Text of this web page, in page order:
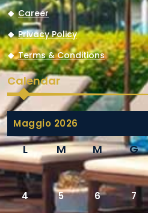
Career
Privacy Policy
Terms & Conditions
Calendar
Maggio 2026
L M M G
4
5 6 7